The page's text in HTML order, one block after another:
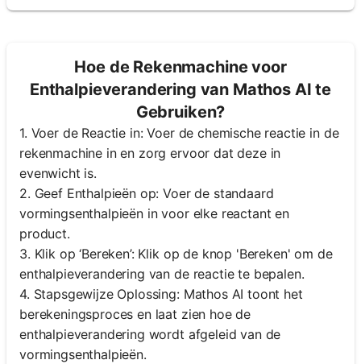
Hoe de Rekenmachine voor
Enthalpieverandering van Mathos AI te
Gebruiken?
1. Voer de Reactie in: Voer de chemische reactie in de
rekenmachine in en zorg ervoor dat deze in
evenwicht is.
2. Geef Enthalpieën op: Voer de standaard
vormingsenthalpieën in voor elke reactant en
product.
3. Klik op ‘Bereken’: Klik op de knop 'Bereken' om de
enthalpieverandering van de reactie te bepalen.
4. Stapsgewijze Oplossing: Mathos AI toont het
berekeningsproces en laat zien hoe de
enthalpieverandering wordt afgeleid van de
vormingsenthalpieën.